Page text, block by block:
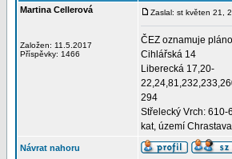
Martina Cellerová
Založen: 11.5.2017
Příspěvky: 1466
Zaslal: st květen 21,
ČEZ oznamuje
Cihlářská 14
Liberecká 17,20-
294
Střelecký Vrch:
kat, území
Návrat nahoru